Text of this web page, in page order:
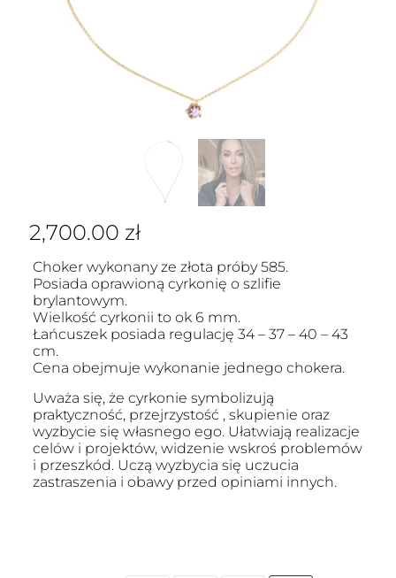
2,700.00 zł
Choker wykonany ze złota próby 585.
Posiada oprawioną cyrkonię o szlifie
brylantowym.
Wielkość cyrkonii to ok 6 mm.
Łańcuszek posiada regulację 34 – 37 – 40 – 43
cm.
Cena obejmuje wykonanie jednego chokera.
Uważa się, że cyrkonie symbolizują
praktyczność, przejrzystość , skupienie oraz
wyzbycie się własnego ego. Ułatwiają realizacje
celów i projektów, widzenie wskroś problemów
i przeszkód. Uczą wyzbycia się uczucia
zastraszenia i obawy przed opiniami innych.